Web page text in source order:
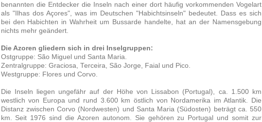
benannten die Entdecker die Inseln nach einer dort häufig vorkommenden Vogelart
als "Ilhas dos Açores", was im Deutschen "Habichtsinseln" bedeutet. Dass es sich
bei den Habichten in Wahrheit um Bussarde handelte, hat an der Namensgebung
nichts mehr geändert.
Die Azoren gliedern sich in drei Inselgruppen:
Ostgruppe: São Miguel und Santa Maria.
Zentralgruppe: Graciosa, Terceira, São Jorge, Faial und Pico.
Westgruppe: Flores und Corvo.
Die Inseln liegen ungefähr auf der Höhe von Lissabon (Portugal), ca. 1.500 km
westlich von Europa und rund 3.600 km östlich von Nordamerika im Atlantik. Die
Distanz zwischen Corvo (Nordwesten) und Santa Maria (Südosten) beträgt ca. 550
km. Seit 1976 sind die Azoren autonom. Sie gehören zu Portugal und somit zur